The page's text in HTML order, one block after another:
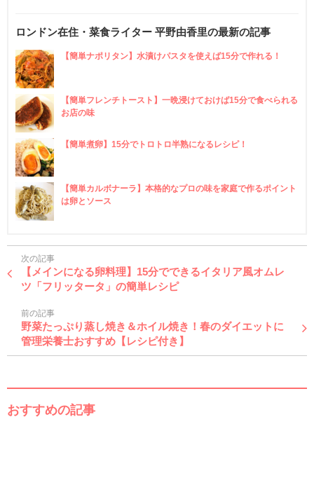
ロンドン在住・菜食ライター 平野由香里の最新の記事
【簡単ナポリタン】水漬けパスタを使えば15分で作れる！
【簡単フレンチトースト】一晩浸けておけば15分で食べられる
お店の味
【簡単煮卵】15分でトロトロ半熟になるレシピ！
【簡単カルボナーラ】本格的なプロの味を家庭で作るポイント
は卵とソース
次の記事
【メインになる卵料理】15分でできるイタリア風オムレ
ツ「フリッタータ」の簡単レシピ
前の記事
野菜たっぷり蒸し焼き＆ホイル焼き！春のダイエットに
管理栄養士おすすめ【レシピ付き】
おすすめの記事